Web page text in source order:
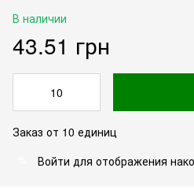
В наличии
43.51 грн
Заказ от 10 единиц
Войти для отображения